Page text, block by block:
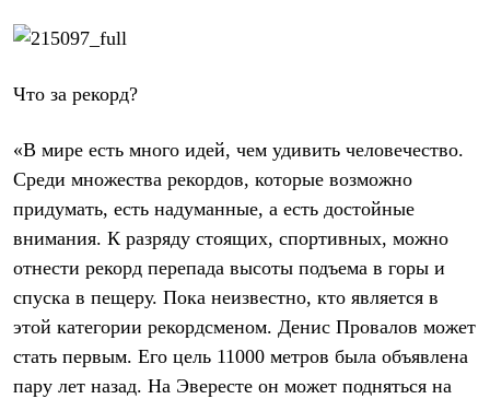
Софтшелл одежда
Куртки
Флисовая одежда
Куртки
Жилеты
Теплое термобелье
Среднее термобелье
Легкое термобелье
Лёгкая одежда
Футболки
Рубашки
Толстовки
Брюки
Шорты
Что за рекорд?
«В мире есть много идей, чем удивить человечество.
Среди множества рекордов, которые возможно
придумать, есть надуманные, а есть достойные
внимания. К разряду стоящих, спортивных, можно
отнести рекорд перепада высоты подъема в горы и
спуска в пещеру. Пока неизвестно, кто является в
этой категории рекордсменом. Денис Провалов может
стать первым. Его цель 11000 метров была объявлена
пару лет назад. На Эвересте он может подняться на